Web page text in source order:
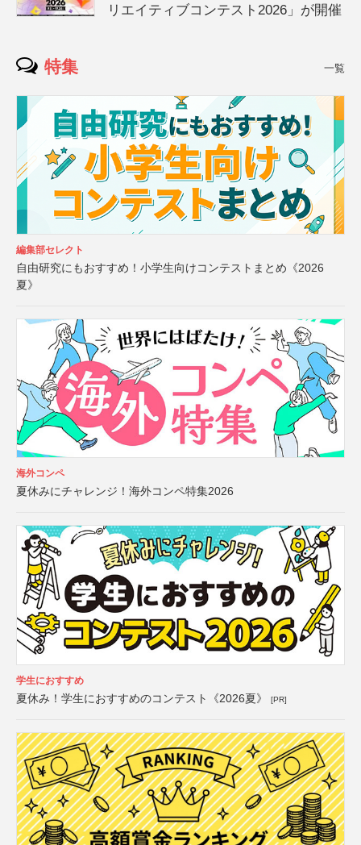
リエイティブコンテスト2026」が開催
特集 一覧
編集部セレクト
自由研究にもおすすめ！小学生向けコンテストまとめ《2026
夏》
海外コンペ
夏休みにチャレンジ！海外コンペ特集2026
学生におすすめ
夏休み！学生におすすめのコンテスト《2026夏》 [PR]